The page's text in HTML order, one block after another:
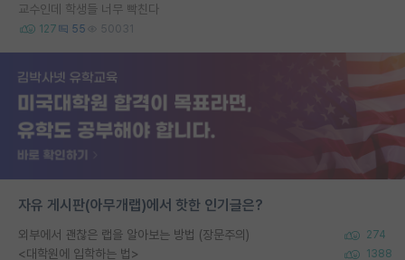
교수인데 학생들 너무 빡친다
127 55 50031
자유 게시판(아무개랩)에서 핫한 인기글은?
외부에서 괜찮은 랩을 알아보는 방법 (장문주의) 274
<대학원에 입학하는 법> 1388